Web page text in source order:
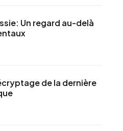
Un regard au-delà
de la dernière